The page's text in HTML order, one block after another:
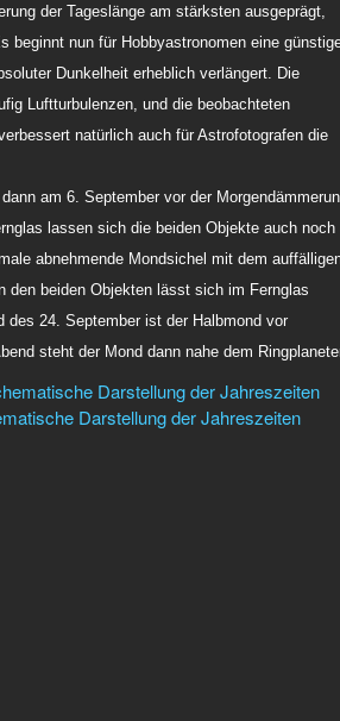
der Tageslänge am stärksten ausgeprägt,
beginnt nun für Hobbyastronomen eine
Dunkelheit erheblich verlängert. Die
Luftturbulenzen, und die beobachteten
natürlich auch für Astrofotografen die
am 6. September vor der
lassen sich die beiden Objekte auch noch
abnehmende Mondsichel mit dem
den beiden Objekten lässt sich im Fernglas
des 24. September ist der Halbmond vor
steht der Mond dann nahe dem
Darstellung der Jahreszeiten